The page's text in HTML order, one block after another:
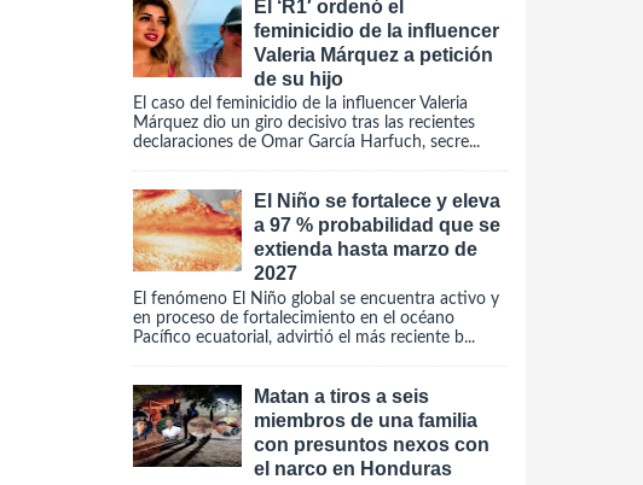
El ‘R1′ ordenó el
feminicidio de la influencer
Valeria Márquez a petición
de su hijo
El caso del feminicidio de la influencer Valeria
Márquez dio un giro decisivo tras las recientes
declaraciones de Omar García Harfuch, secre...
El Niño se fortalece y eleva
a 97 % probabilidad que se
extienda hasta marzo de
2027
El fenómeno El Niño global se encuentra activo y
en proceso de fortalecimiento en el océano
Pacífico ecuatorial, advirtió el más reciente b...
Matan a tiros a seis
miembros de una familia
con presuntos nexos con
el narco en Honduras